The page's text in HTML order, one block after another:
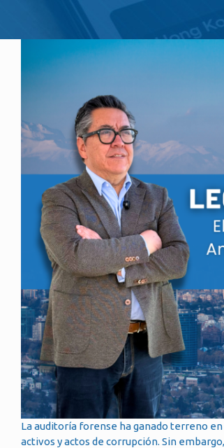
La auditoría forense ha ganado terreno
activos y actos de corrupción. Sin